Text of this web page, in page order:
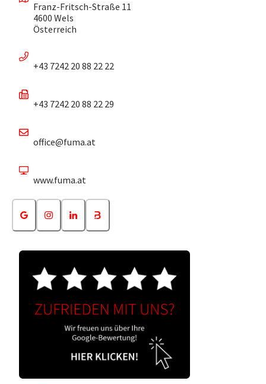
Franz-Fritsch-Straße 11
4600 Wels
Österreich
+43 7242 20 88 22 22
+43 7242 20 88 22 29
office@fuma.at
www.fuma.at